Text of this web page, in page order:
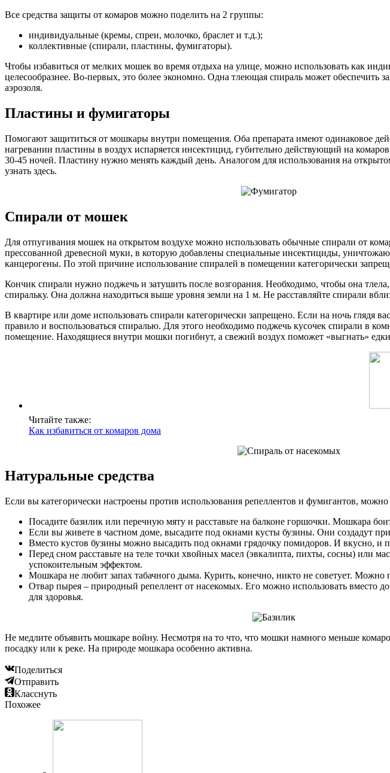
Все средства защиты от комаров можно поделить на 2 группы:
индивидуальные (кремы, спреи, молочко, браслет и т.д.);
коллективные (спирали, пластины, фумигаторы).
Чтобы избавиться от мелких мошек во время отдыха на улице, можно использовать как
целесообразнее. Во-первых, это более экономно. Одна тлеющая спираль может
аэрозоля.
Пластины и фумигаторы
Помогают защититься от мошкары внутри помещения. Оба препарата имеют одинаковое
нагревании пластины в воздух испаряется инсектицид, губительно действующий на
30-45 ночей. Пластину нужно менять каждый день. Аналогом для использования на
узнать здесь.
Спирали от мошек
Для отпугивания мошек на открытом воздухе можно использовать обычные спирали от
прессованной древесной муки, в которую добавлены специальные инсектициды,
канцерогены. По этой причине использование спиралей в помещении категорически
Кончик спирали нужно поджечь и затушить после возгорания. Необходимо, чтобы она
спиральку. Она должна находиться выше уровня земли на 1 м. Не расставляйте спирали
В квартире или доме использовать спирали категорически запрещено. Если на ночь
правило и воспользоваться спиралью. Для этого необходимо поджечь кусочек спирали в
помещение. Находящиеся внутри мошки погибнут, а свежий воздух поможет «выгнать»
Читайте также:
Как избавиться от комаров дома
Натуральные средства
Если вы категорически настроены против использования репеллентов и фумигантов,
Посадите базилик или перечную мяту и расставьте на балконе горшочки. Мошкара
Если вы живете в частном доме, высадите под окнами кусты бузины. Они создадут
Вместо кустов бузины можно высадить под окнами грядочку помидоров. И вкусно, и
Перед сном расставьте на теле точки хвойных масел (эвкалипта, пихты, сосны) или
успокоительным эффектом.
Мошкара не любит запах табачного дыма. Курить, конечно, никто не советует. Можно
Отвар пырея – природный репеллент от насекомых. Его можно использовать вместо
для здоровья.
Не медлите объявить мошкаре войну. Несмотря на то что, что мошки намного меньше
посадку или к реке. На природе мошкара особенно активна.
Поделиться
Отправить
Класснуть
Похожее